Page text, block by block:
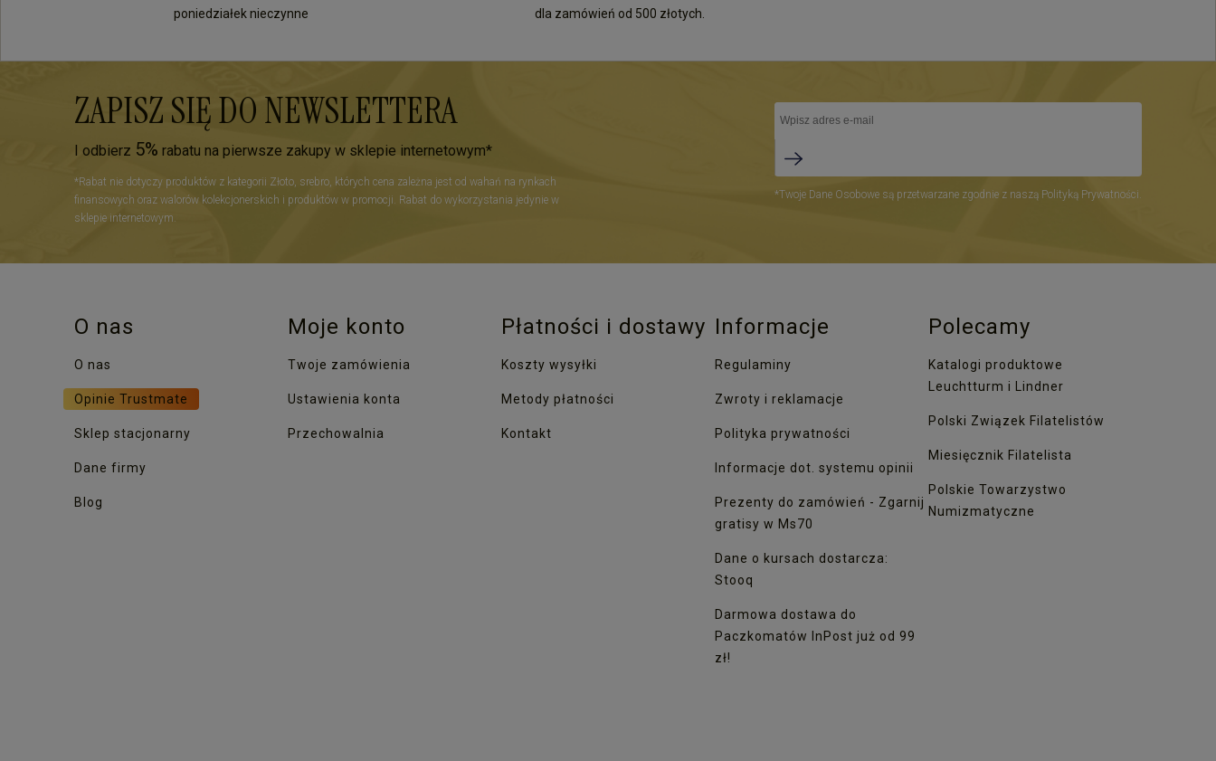
poniedziałek nieczynne
dla zamówień od 500 złotych.
ZAPISZ SIĘ DO NEWSLETTERA
I odbierz 5% rabatu na pierwsze zakupy w sklepie internetowym*
*Rabat nie dotyczy produktów z kategorii Złoto, srebro, których cena zależna jest od wahań na rynkach
finansowych oraz walorów kolekcjonerskich i produktów w promocji. Rabat do wykorzystania jedynie w
sklepie internetowym.
*Twoje Dane Osobowe są przetwarzane zgodnie z naszą Polityką Prywatności.
O nas
O nas
Opinie Trustmate
Sklep stacjonarny
Dane firmy
Blog
Moje konto
Twoje zamówienia
Ustawienia konta
Przechowalnia
Płatności i dostawy
Koszty wysyłki
Metody płatności
Kontakt
Informacje
Regulaminy
Zwroty i reklamacje
Polityka prywatności
Informacje dot. systemu opinii
Prezenty do zamówień - Zgarnij
gratisy w Ms70
Dane o kursach dostarcza:
Stooq
Darmowa dostawa do
Paczkomatów InPost już od 99
zł!
Polecamy
Katalogi produktowe
Leuchtturm i Lindner
Polski Związek Filatelistów
Miesięcznik Filatelista
Polskie Towarzystwo
Numizmatyczne